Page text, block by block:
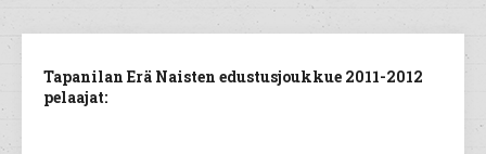
Tapanilan Erä Naisten edustusjoukkue 2011-2012
pelaajat: